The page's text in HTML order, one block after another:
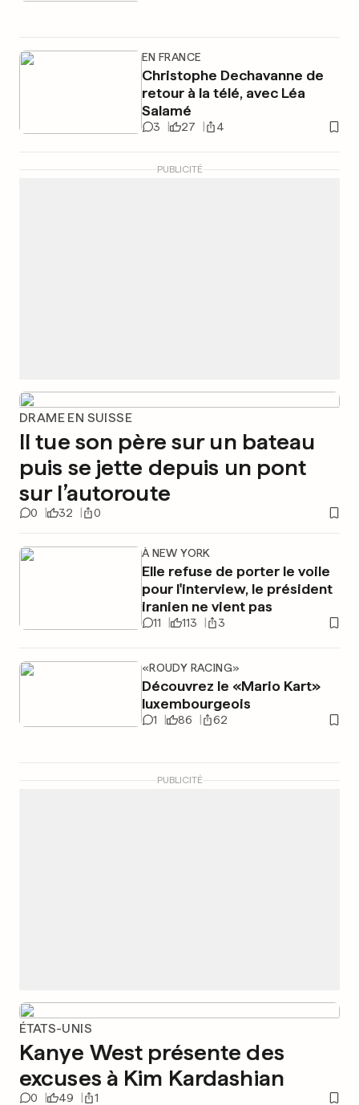
EN FRANCE
Christophe Dechavanne de
retour à la télé, avec Léa
Salamé
3 27 4
PUBLICITÉ
DRAME EN SUISSE
Il tue son père sur un bateau
puis se jette depuis un pont
sur l’autoroute
0 32 0
À NEW YORK
Elle refuse de porter le voile
pour l'interview, le président
iranien ne vient pas
11 113 3
«ROUDY RACING»
Découvrez le «Mario Kart»
luxembourgeois
1 86 62
PUBLICITÉ
ÉTATS-UNIS
Kanye West présente des
excuses à Kim Kardashian
0 49 1